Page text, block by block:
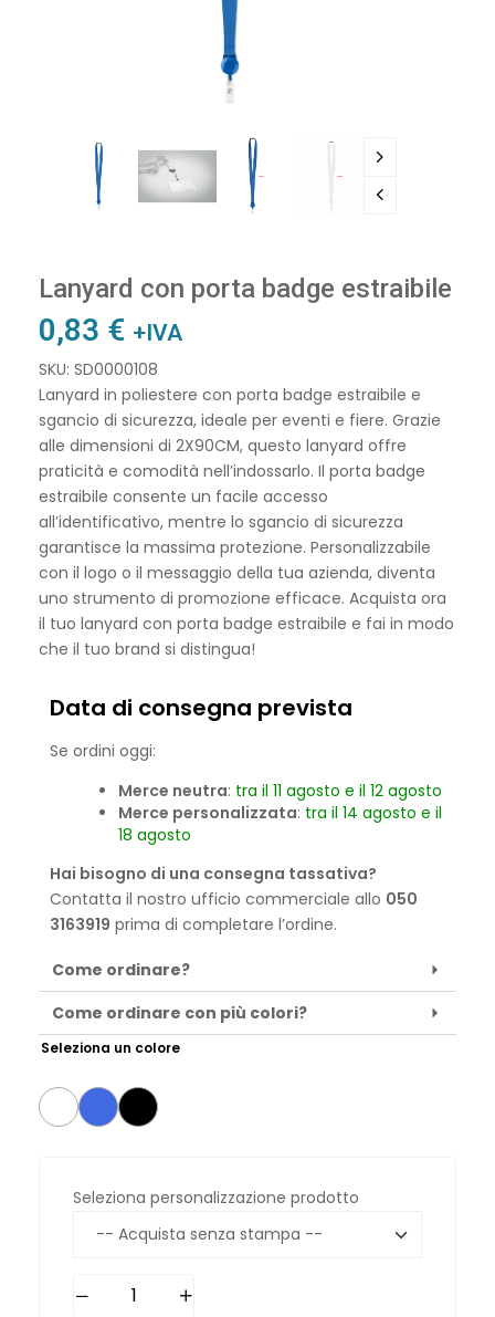
Lanyard con porta badge estraibile
0,83 € +IVA
SKU: SD0000108
Lanyard in poliestere con porta badge estraibile e
sgancio di sicurezza, ideale per eventi e fiere. Grazie
alle dimensioni di 2X90CM, questo lanyard offre
praticità e comodità nell’indossarlo. Il porta badge
estraibile consente un facile accesso
all’identificativo, mentre lo sgancio di sicurezza
garantisce la massima protezione. Personalizzabile
con il logo o il messaggio della tua azienda, diventa
uno strumento di promozione efficace. Acquista ora
il tuo lanyard con porta badge estraibile e fai in modo
che il tuo brand si distingua!
Data di consegna prevista
Se ordini oggi:
Merce neutra: tra il 11 agosto e il 12 agosto
Merce personalizzata: tra il 14 agosto e il
18 agosto
Hai bisogno di una consegna tassativa?
Contatta il nostro ufficio commerciale allo 050
3163919 prima di completare l’ordine.
Come ordinare?
Come ordinare con più colori?
Seleziona un colore
Seleziona personalizzazione prodotto